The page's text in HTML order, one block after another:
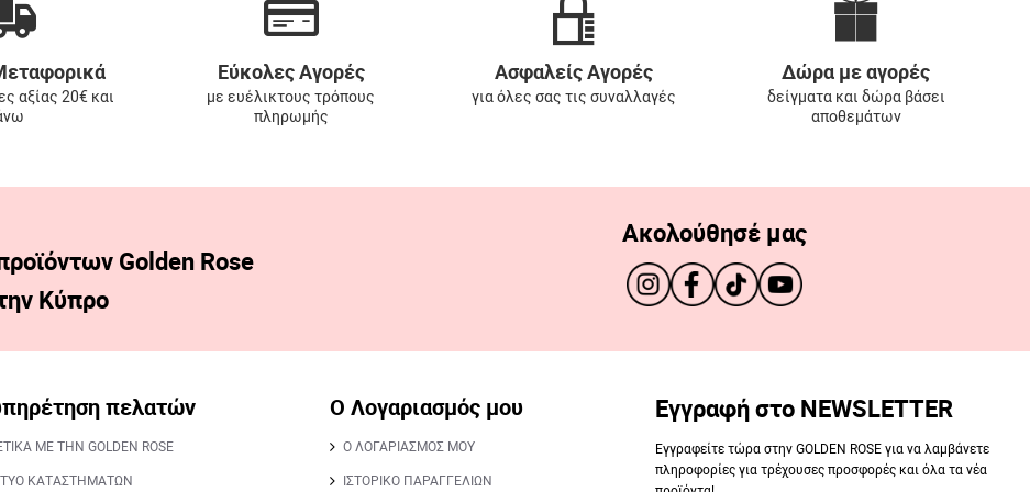
αξίας 20€ και
Εύκολες Αγορές
με ευέλικτους τρόπους
πληρωμής
Ασφαλείς Αγορές
για όλες σας τις συναλλαγές
Δώρα με αγορές
δείγματα και δώρα βάσει
αποθεμάτων
Golden Rose
Κύπρο
Ακολούθησέ μας
πελατών
ΜΕ ΤΗΝ GOLDEN ROSE
ΚΑΤΑΣΤΗΜΑΤΩΝ
Ο Λογαριασμός μου
Ο ΛΟΓΑΡΙΑΣΜΟΣ ΜΟΥ
ΙΣΤΟΡΙΚΟ ΠΑΡΑΓΓΕΛΙΩΝ
Εγγραφή στο NEWSLETTER
Εγγραφείτε τώρα στην GOLDEN ROSE για να λαμβάνετε
πληροφορίες για τρέχουσες προσφορές και όλα τα νέα